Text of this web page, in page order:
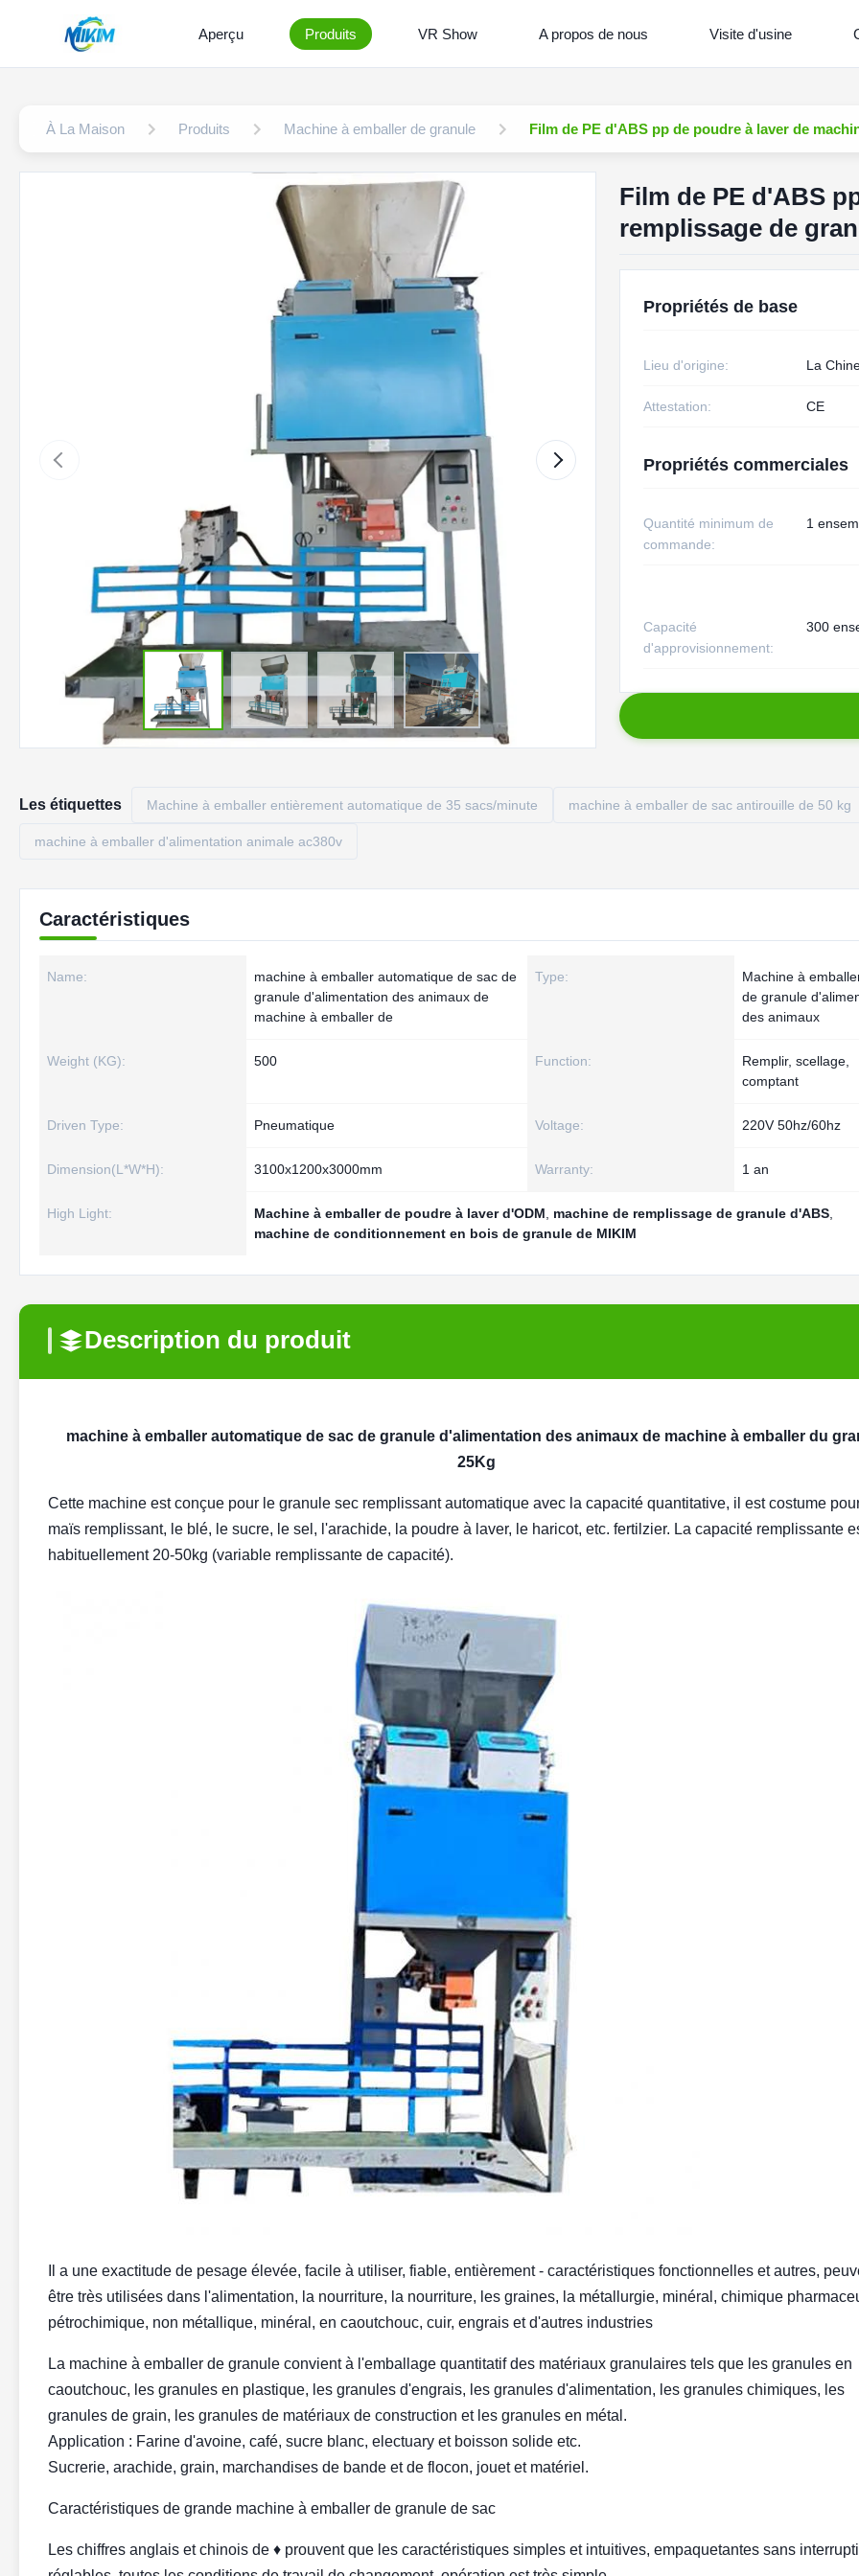
Aperçu Produits VR Show A propos de nous Visite d'usine
À La Maison Produits Machine à emballer de granule Film de PE d'ABS pp de poudre à laver de
Film de PE d'ABS
remplissage de
Propriétés de base
Lieu d'origine: La
Attestation: CE
Propriétés commerciales
Quantité minimum de
commande:
1
Capacité
d'approvisionnement:
300
Les étiquettes Machine à emballer entièrement automatique de 35 sacs/minute machine à emballer de sac antirouille de 50 kg
machine à emballer d'alimentation animale ac380v
Caractéristiques
Name:
machine à emballer automatique de sac de
granule d'alimentation des animaux de
machine à emballer de
Type:
Machine à
de granule
des animaux
Weight (KG): 500 Function:
Remplir, scellage,
comptant
Driven Type: Pneumatique Voltage: 220V 50hz/60hz
Dimension(L*W*H): 3100x1200x3000mm Warranty: 1 an
High Light: Machine à emballer de poudre à laver d'ODM machine de remplissage de granule d'ABS
machine de conditionnement en bois de granule de MIKIM
Description du produit
machine à emballer automatique de sac de granule d'alimentation des animaux de machine à emballer du
25Kg
Cette machine est conçue pour le granule sec remplissant automatique avec la capacité quantitative, il est costume
maïs remplissant, le blé, le sucre, le sel, l'arachide, la poudre à laver, le haricot, etc. fertilzier. La capacité remplissante
habituellement 20-50kg (variable remplissante de capacité).
Il a une exactitude de pesage élevée, facile à utiliser, fiable, entièrement - caractéristiques fonctionnelles et autres,
être très utilisées dans l'alimentation, la nourriture, la nourriture, les graines, la métallurgie, minéral, chimique
pétrochimique, non métallique, minéral, en caoutchouc, cuir, engrais et d'autres industries
La machine à emballer de granule convient à l'emballage quantitatif des matériaux granulaires tels que les granules en
caoutchouc, les granules en plastique, les granules d'engrais, les granules d'alimentation, les granules chimiques, les
granules de grain, les granules de matériaux de construction et les granules en métal.
Application : Farine d'avoine, café, sucre blanc, electuary et boisson solide etc.
Sucrerie, arachide, grain, marchandises de bande et de flocon, jouet et matériel.
Caractéristiques de grande machine à emballer de granule de sac
Les chiffres anglais et chinois de ♦ prouvent que les caractéristiques simples et intuitives, empaquetantes sans